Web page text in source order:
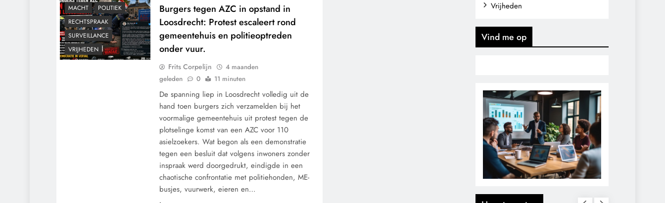
MACHT
POLITIEK
RECHTSPRAAK
SURVEILLANCE
VRIJHEDEN
Burgers tegen AZC in opstand in
Loosdrecht: Protest escaleert rond
gemeentehuis en politieoptreden
onder vuur.
Frits Corpelijn
4 maanden
geleden
0 11 minuten
De spanning liep in Loosdrecht volledig uit de
hand toen burgers zich verzamelden bij het
voormalige gemeentehuis uit protest tegen de
plotselinge komst van een AZC voor 110
asielzoekers. Wat begon als een demonstratie
tegen een besluit dat volgens inwoners zonder
inspraak werd doorgedrukt, eindigde in een
chaotische confrontatie met politiehonden, ME-
busjes, vuurwerk, eieren en…
Vrijheden
Vind me op